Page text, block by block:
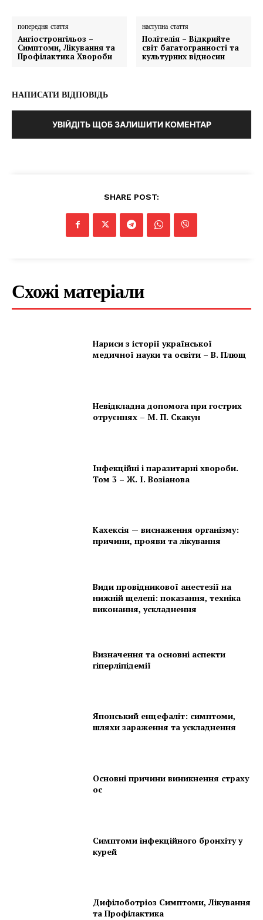
попередня стаття
Ангіостронгільоз –
Симптоми, Лікування та
Профілактика Хвороби
наступна стаття
Політелія – Відкрийте
світ багатогранності та
культурних відносин
НАПИСАТИ ВІДПОВІДЬ
УВІЙДІТЬ ЩОБ ЗАЛИШИТИ КОМЕНТАР
SHARE POST:
Схожі матеріали
Нариси з історії української
медичної науки та освіти – В. Плющ
Невідкладна допомога при гострих
отруєннях – М. П. Скакун
Інфекційні і паразитарні хвороби.
Том 3 – Ж. І. Возіанова
Кахексія — виснаження організму:
причини, прояви та лікування
Види провідникової анестезії на
нижній щелепі: показання, техніка
виконання, ускладнення
Визначення та основні аспекти
гіперліпідемії
Японський енцефаліт: симптоми,
шляхи зараження та ускладнення
Основні причини виникнення страху
ос
Симптоми інфекційного бронхіту у
курей
Дифілоботріоз Симптоми, Лікування
та Профілактика